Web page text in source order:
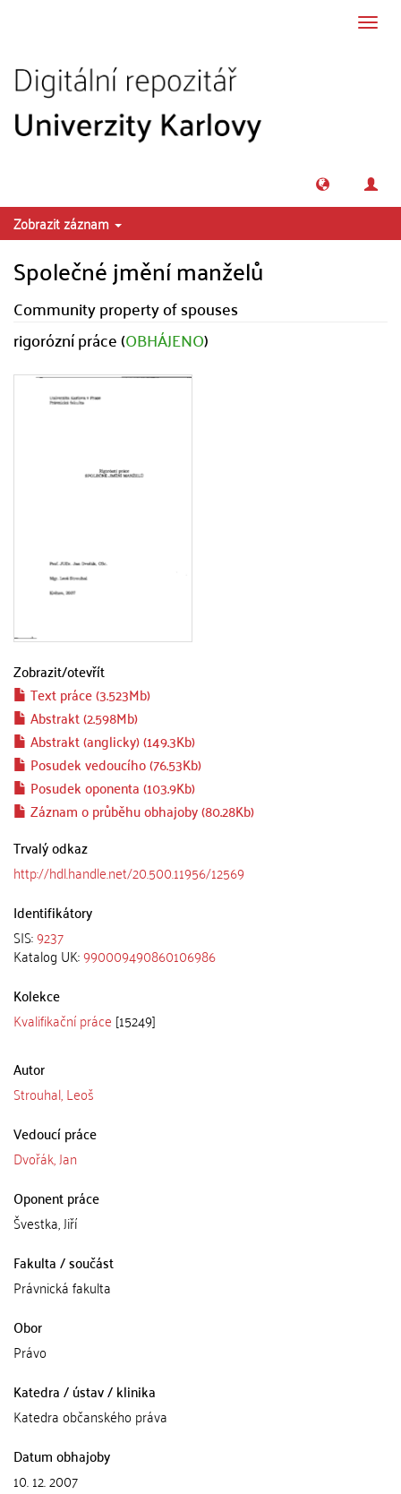
Zobrazit záznam
Společné jmění manželů
Community property of spouses
rigorózní práce (OBHÁJENO)
Zobrazit/otevřít
Text práce (3.523Mb)
Abstrakt (2.598Mb)
Abstrakt (anglicky) (149.3Kb)
Posudek vedoucího (76.53Kb)
Posudek oponenta (103.9Kb)
Záznam o průběhu obhajoby (80.28Kb)
Trvalý odkaz
http://hdl.handle.net/20.500.11956/12569
Identifikátory
SIS:9237
Katalog UK:990009490860106986
Kolekce
Kvalifikační práce [15249]
Autor
Strouhal, Leoš
Vedoucí práce
Dvořák, Jan
Oponent práce
Švestka, Jiří
Fakulta / součást
Právnická fakulta
Obor
Právo
Katedra / ústav / klinika
Katedra občanského práva
Datum obhajoby
10. 12. 2007